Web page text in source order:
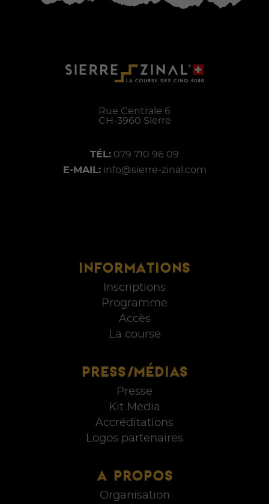
INFORMATIONS
Inscriptions
Programme
Accès
La course
PRESS/MÉDIAS
Presse
Kit Media
Accréditations
Logos partenaires
A PROPOS
Organisation
Rue Centrale 6
CH-3960 Sierre
TÉL: 079 710 96 09
E-MAIL: info@sierre-zinal.com